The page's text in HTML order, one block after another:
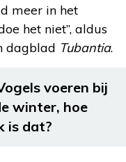
meer in het
het niet”, aldus
dagblad Tubantia.
voeren bij
winter, hoe
is dat?